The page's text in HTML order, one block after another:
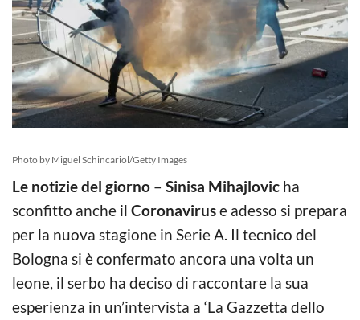
Photo by Miguel Schincariol/Getty Images
Le notizie del giorno – Sinisa Mihajlovic ha
sconfitto anche il Coronaviruse adesso si prepara
per la nuova stagione in Serie A. Il tecnico del
Bologna si è confermato ancora una volta un
leone, il serbo ha deciso di raccontare la sua
esperienza in un’intervista a ‘La Gazzetta dello